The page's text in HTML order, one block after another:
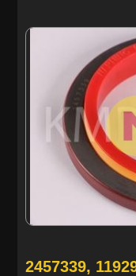
2457339,